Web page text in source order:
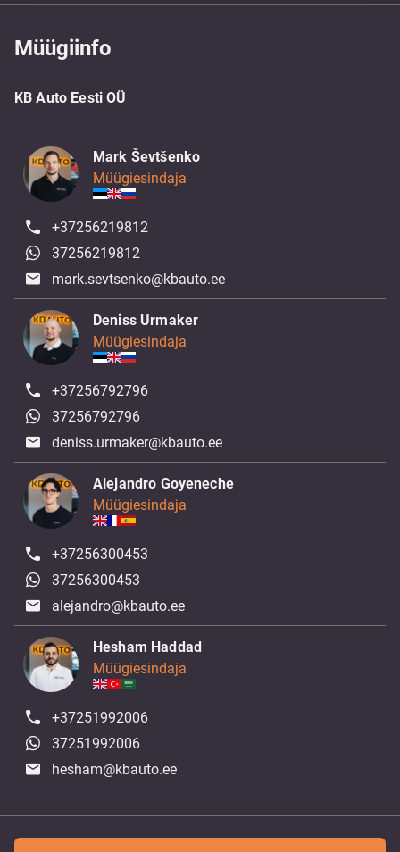
Müügiinfo
KB Auto Eesti OÜ
Mark Ševtšenko
Müügiesindaja
+37256219812
37256219812
mark.sevtsenko@kbauto.ee
Deniss Urmaker
Müügiesindaja
+37256792796
37256792796
deniss.urmaker@kbauto.ee
Alejandro Goyeneche
Müügiesindaja
+37256300453
37256300453
alejandro@kbauto.ee
Hesham Haddad
Müügiesindaja
+37251992006
37251992006
hesham@kbauto.ee